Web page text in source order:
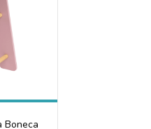
Boneca